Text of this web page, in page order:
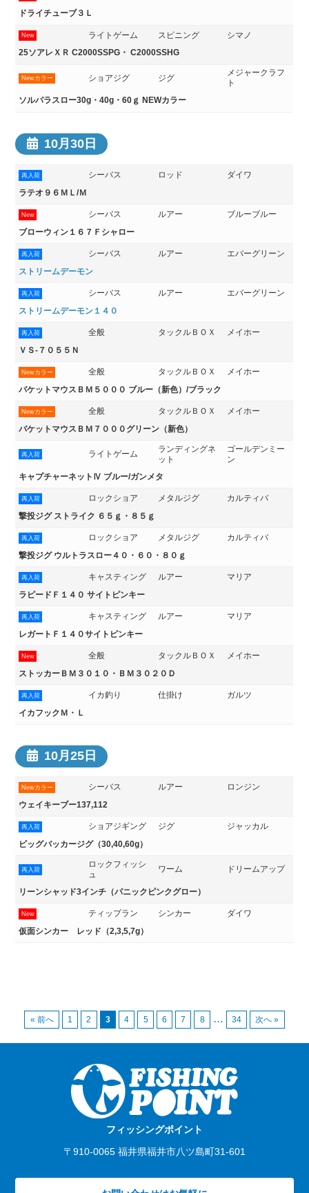
ドライチューブ３Ｌ
New ライトゲーム スピニング シマノ
25ソアレＸＲ C2000SSPG・ C2000SSHG
Newカラー ショアジグ ジグ
メジャークラフ
ト
ソルパラスロー30g・40g・60ｇ NEWカラー
10月30日
再入荷 シーバス ロッド ダイワ
ラテオ９６ＭＬ/Ｍ
New シーバス ルアー ブルーブルー
ブローウィン１６７Ｆシャロー
再入荷 シーバス ルアー エバーグリーン
ストリームデーモン
再入荷 シーバス ルアー エバーグリーン
ストリームデーモン１４０
再入荷 全般 タックルＢＯＸ メイホー
ＶＳ-７０５５Ｎ
Newカラー 全般 タックルＢＯＸ メイホー
バケットマウスＢＭ５０００ ブルー（新色）/ブラック
Newカラー 全般 タックルＢＯＸ メイホー
バケットマウスＢＭ７０００グリーン（新色）
再入荷 ライトゲーム
ランディングネ
ット
ゴールデンミー
ン
キャプチャーネットⅣ ブルー/ガンメタ
再入荷 ロックショア メタルジグ カルティバ
撃投ジグ ストライク ６５ｇ・８５ｇ
再入荷 ロックショア メタルジグ カルティバ
撃投ジグ ウルトラスロー４０・６０・８０ｇ
再入荷 キャスティング ルアー マリア
ラピードＦ１４０ サイトピンキー
再入荷 キャスティング ルアー マリア
レガートＦ１４０サイトピンキー
New 全般 タックルＢＯＸ メイホー
ストッカーＢＭ３０１０・ＢＭ３０２０Ｄ
再入荷 イカ釣り 仕掛け ガルツ
イカフックＭ・Ｌ
10月25日
Newカラー シーバス ルアー ロンジン
ウェイキーブー137,112
再入荷 ショアジギング ジグ ジャッカル
ビッグバッカージグ（30,40,60g）
再入荷
ロックフィッシ
ュ
ワーム ドリームアップ
リーンシャッド3インチ（パニックピンクグロー）
New ティップラン シンカー ダイワ
仮面シンカー レッド（2,3,5,7g）
« 前へ 1 2 3 4 5 6 7 8 … 34 次へ »
フィッシングポイント
〒910-0065 福井県福井市八ツ島町31-601